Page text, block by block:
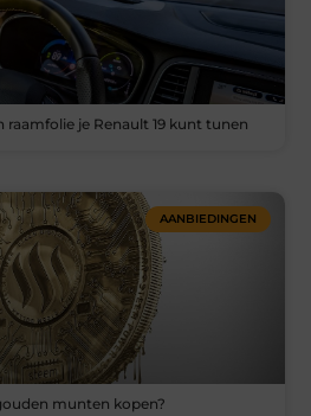
raamfolie je Renault 19 kunt tunen
AANBIEDINGEN
munten kopen?